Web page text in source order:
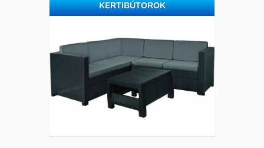
KERTIBÚTOROK